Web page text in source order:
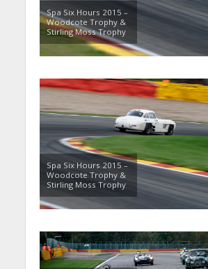
Spa Six Hours 2015 –
Woodcote Trophy &
Stirling Moss Trophy
Spa Six Hours 2015 –
Woodcote Trophy &
Stirling Moss Trophy